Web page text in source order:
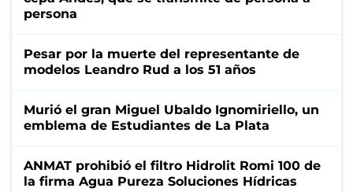
persona
Pesar por la muerte del representante de
modelos Leandro Rud a los 51 años
Murió el gran Miguel Ubaldo Ignomiriello, un
emblema de Estudiantes de La Plata
ANMAT prohibió el filtro Hidrolit Romi 100 de
la firma Agua Pureza Soluciones Hídricas